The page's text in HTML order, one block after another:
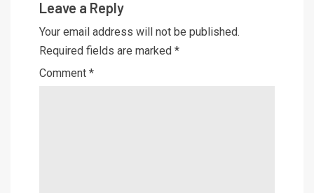
Leave a Reply
Your email address will not be published.
Required fields are marked *
Comment *